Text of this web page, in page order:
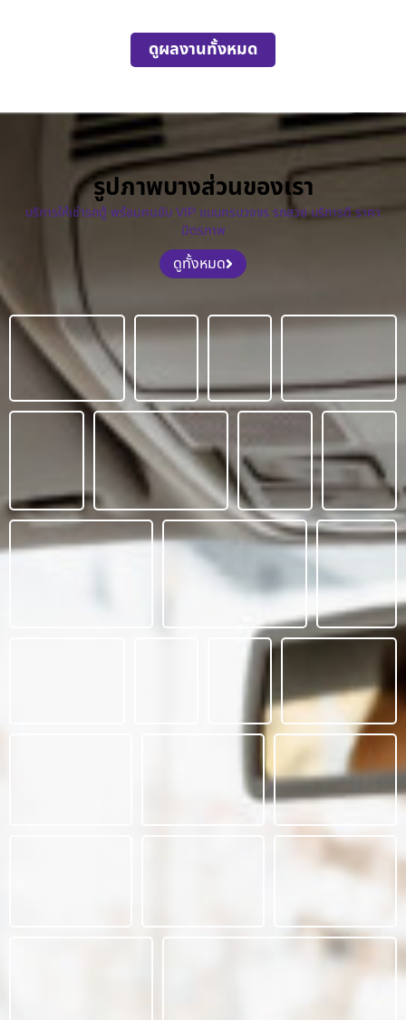
ดูผลงานทั้งหมด
รูปภาพบางส่วนของเรา
บริการให้เช่ารถตู้ พร้อมคนขับ VIP แบบครบวงจร รถสวย บริการดี ราคา
มิตรภาพ
ดูทั้งหมด